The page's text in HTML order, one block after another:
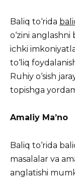
Baliq to‘rida
o‘zini
ichki
to‘liq
Ruhiy o‘sish
topishga
Amaliy Ma’no
Baliq to‘rida
masalalar va
anglatishi